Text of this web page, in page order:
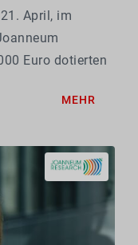
April, im
Euro dotierten
zum 3. Mal in
MEHR